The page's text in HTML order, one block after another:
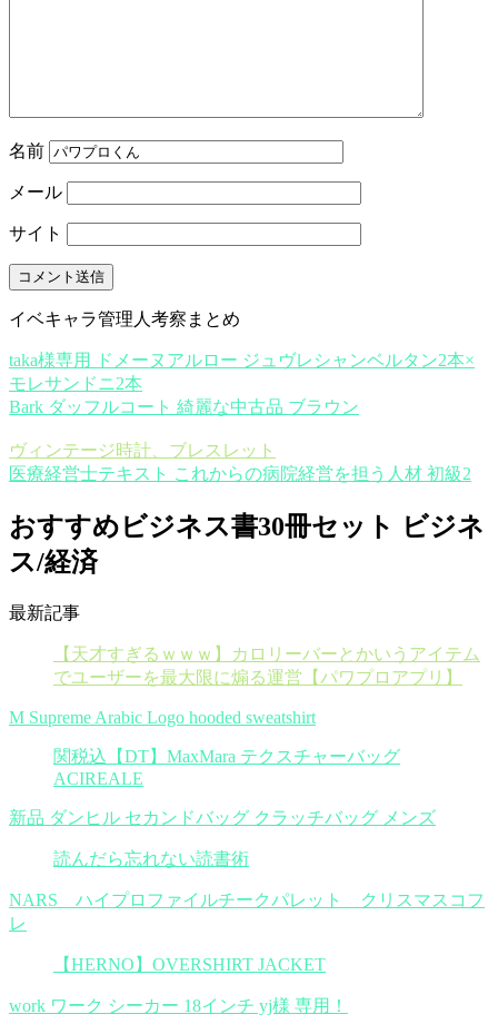
名前
メール
サイト
イベキャラ管理人考察まとめ
taka様専用 ドメーヌアルロー ジュヴレシャンベルタン2本×
モレサンドニ2本
Bark ダッフルコート 綺麗な中古品 ブラウン
ヴィンテージ時計、ブレスレット
医療経営士テキスト これからの病院経営を担う人材 初級2
おすすめビジネス書30冊セット ビジネ
ス/経済
最新記事
【天才すぎるｗｗｗ】カロリーバーとかいうアイテム
でユーザーを最大限に煽る運営【パワプロアプリ】
M Supreme Arabic Logo hooded sweatshirt
関税込【DT】MaxMara テクスチャーバッグ
ACIREALE
新品 ダンヒル セカンドバッグ クラッチバッグ メンズ
読んだら忘れない読書術
NARS ハイプロファイルチークパレット クリスマスコフ
レ
【HERNO】OVERSHIRT JACKET
work ワーク シーカー 18インチ yj様 専用！